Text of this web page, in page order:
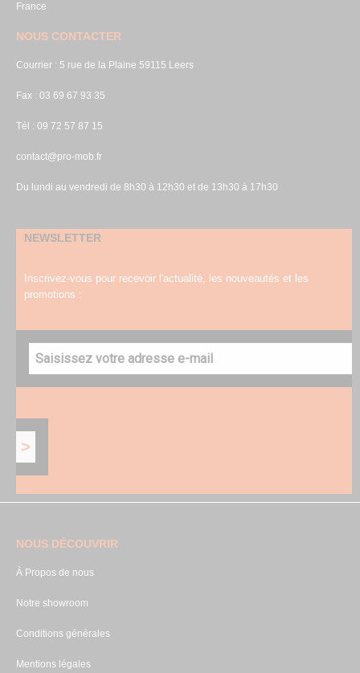
France
NOUS CONTACTER
Courrier : 5 rue de la Plaine 59115 Leers
Fax : 03 69 67 93 35
Tél : 09 72 57 87 15
contact@pro-mob.fr
Du lundi au vendredi de 8h30 à 12h30 et de 13h30 à 17h30
NEWSLETTER
Inscrivez-vous pour recevoir l'actualité, les nouveautés et les
promotions :
NOUS DÉCOUVRIR
À Propos de nous
Notre showroom
Conditions générales
Mentions légales